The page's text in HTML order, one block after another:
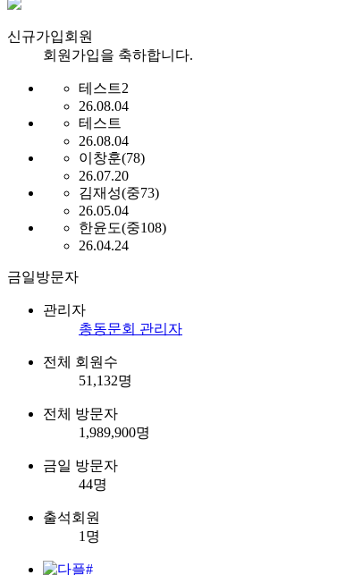
신규가입회원
회원가입을 축하합니다.
테스트2
26.08.04
테스트
26.08.04
이창훈(78)
26.07.20
김재성(중73)
26.05.04
한윤도(중108)
26.04.24
금일방문자
관리자
총동문회 관리자
전체 회원수
51,132명
전체 방문자
1,989,900명
금일 방문자
44명
출석회원
1 명